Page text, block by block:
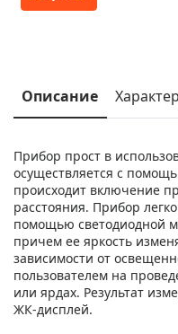
Описание
Прибор прост в
осуществляется с
происходит включение
расстояния. Прибор
помощью светодиодной
причем ее яркость
зависимости от
пользователем на
или ярдах. Результат
ЖК-дисплей.